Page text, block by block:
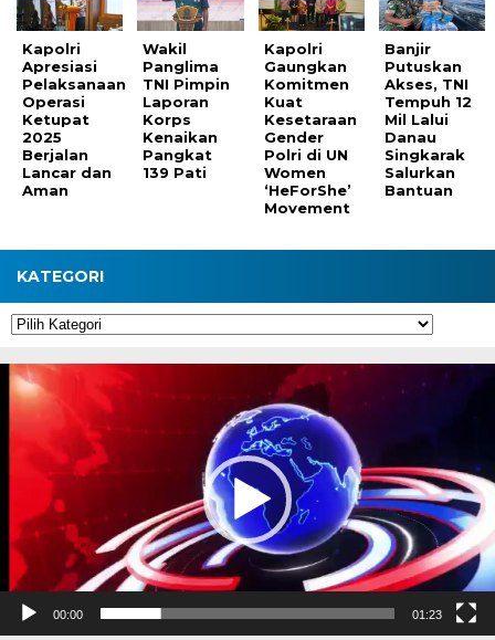
Kapolri
Apresiasi
Pelaksanaan
Operasi
Ketupat
2025
Berjalan
Lancar dan
Aman
Wakil
Panglima
TNI Pimpin
Laporan
Korps
Kenaikan
Pangkat
139 Pati
Kapolri
Gaungkan
Komitmen
Kuat
Kesetaraan
Gender
Polri di UN
Women
‘HeForShe’
Movement
Banjir
Putuskan
Akses, TNI
Tempuh 12
Mil Lalui
Danau
Singkarak
Salurkan
Bantuan
KATEGORI
Kategori
Pemutar
Video
00:00 01:23